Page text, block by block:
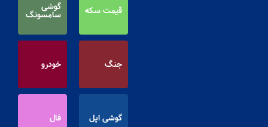
قیمت سکه گوشی
سامسونگ
جنگ خودرو
گوشی اپل فال